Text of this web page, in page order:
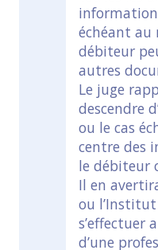
échéant au
débiteur
autres
Le juge
descendre
ou le cas
centre des
le débiteur
Il en
ou
s’effectuer
d’une